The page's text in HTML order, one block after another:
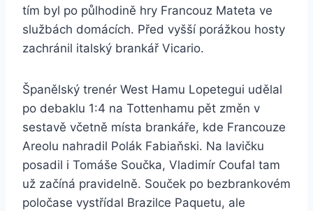
tím byl po půlhodině hry Francouz Mateta ve
službách domácích. Před vyšší porážkou hosty
zachránil italský brankář Vicario.
Španělský trenér West Hamu Lopetegui udělal
po debaklu 1:4 na Tottenhamu pět změn v
sestavě včetně místa brankáře, kde Francouze
Areolu nahradil Polák Fabiaňski. Na lavičku
posadil i Tomáše Součka, Vladimír Coufal tam
už začíná pravidelně. Souček po bezbrankovém
poločase vystřídal Brazilce Paquetu, ale